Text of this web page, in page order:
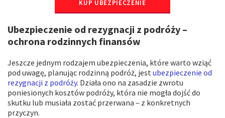
KUP UBEZPIECZENIE
Ubezpieczenie od rezygnacji z podróży –
ochrona rodzinnych finansów
Jeszcze jednym rodzajem ubezpieczenia, które warto wziąć
pod uwagę, planując rodzinną podróż, jestubezpieczenie od
rezygnacji z podróży. Działa ono na zasadzie zwrotu
poniesionych kosztów podróży, która nie mogła dojść do
skutku lub musiała zostać przerwana – z konkretnych
przyczyn.